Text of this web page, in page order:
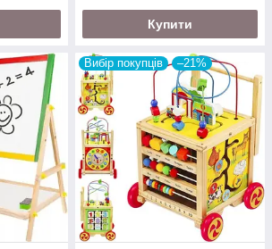
Купити
Вибір покупців –21%